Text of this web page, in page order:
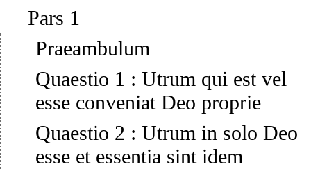
Pars 1
Praeambulum
Quaestio 1 : Utrum qui est vel
esse conveniat Deo proprie
Quaestio 2 : Utrum in solo Deo
esse et essentia sint idem